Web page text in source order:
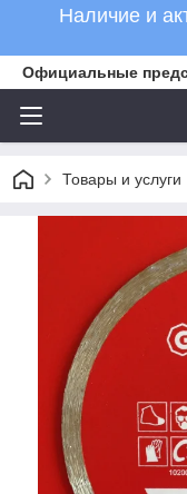
Наличие и
Официальные
Товары и услуги